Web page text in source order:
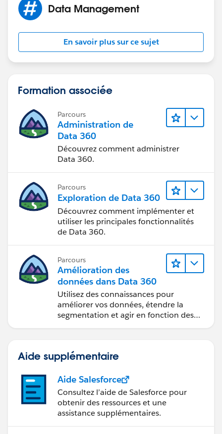
Data Management
En savoir plus sur ce sujet
Formation associée
Parcours
Administration de
Data 360
Découvrez comment administrer
Data 360.
Parcours
Exploration de Data 360
Découvrez comment implémenter et
utiliser les principales fonctionnalités
de Data 360.
Parcours
Amélioration des
données dans Data 360
Utilisez des connaissances pour
améliorer vos données, étendre la
segmentation et agir en fonction des
données.
Aide supplémentaire
Aide Salesforce
Consultez l’aide de Salesforce pour
obtenir des ressources et une
assistance supplémentaires.